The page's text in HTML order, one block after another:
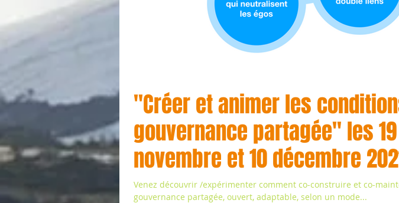
"Créer et animer les
gouvernance partagée" les 19
novembre et 10 décembre
Venez découvrir /expérimenter comment co-construire et co-
gouvernance partagée, ouvert, adaptable, selon un mode...